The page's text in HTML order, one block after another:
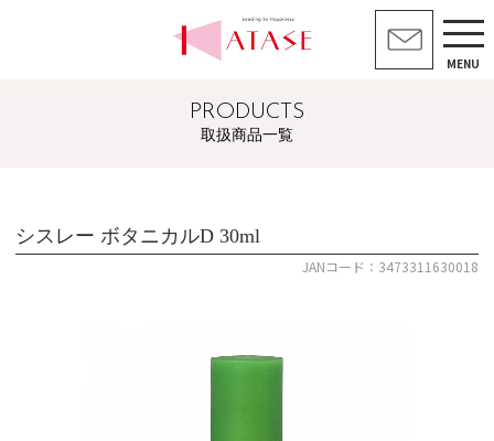
MENU
PRODUCTS
取扱商品一覧
シスレー ボタニカルD 30ml
JANコード：3473311630018